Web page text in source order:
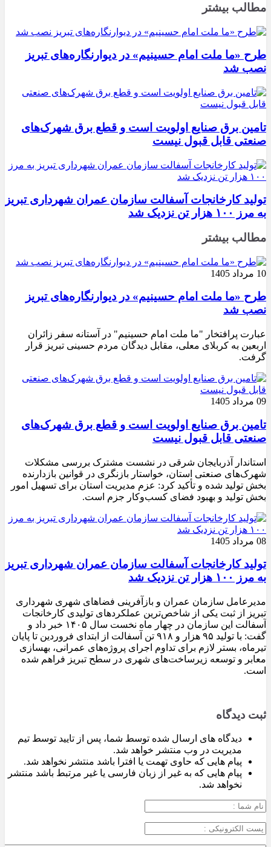
مطالب بیشتر
طرح «ما ملت امام حسینیم» در دیوارنگاره‌های تبریز
نصب شد
تامین برق صنایع اولویت است و قطع برق شهرک‌های
صنعتی قابل قبول نیست
تولید کارخانجات آسفالت سازمان عمران شهرداری تبریز
به مرز ۱۰۰ هزار تن نزدیک شد
مطالب بیشتر
10 مرداد 1405
طرح «ما ملت امام حسینیم» در دیوارنگاره‌های تبریز
نصب شد
عبارت پرافتخار "ما ملت امام حسینیم" در آستانه سفر زائران
اربعین به کربلای معلی، مقابل دیدگان مردم حسینی تبریز قرار
گرفت.
09 مرداد 1405
تامین برق صنایع اولویت است و قطع برق شهرک‌های
صنعتی قابل قبول نیست
استاندار آذربایجان شرقی در نشست مشترک بررسی مشکلات
شهرک‌های صنعتی استان، خواستار بازنگری در قوانین بازدارنده
بخش تولید شده و تأکید کرد: عزم مدیریت استان برای تسهیل امور
بخش تولید و بهبود فضای کسب‌وکار جزم است.
08 مرداد 1405
تولید کارخانجات آسفالت سازمان عمران شهرداری تبریز
به مرز ۱۰۰ هزار تن نزدیک شد
مدیرعامل سازمان عمران و بازآفرینی فضاهای شهری شهرداری
تبریز از ثبت یکی از شاخص‌ترین عملکردهای تولیدی کارخانجات
آسفالت این سازمان در چهار ماه نخست سال ۱۴۰۵ خبر داد و
گفت: با تولید ۹۵ هزار و ۹۱۸ تن آسفالت از ابتدای فروردین تا پایان
تیرماه، بستر لازم برای تداوم اجرای پروژه‌های عمرانی، بهسازی
معابر و توسعه زیرساخت‌های شهری در سطح تبریز فراهم شده
است.
ثبت دیدگاه
دیدگاه های ارسال شده توسط شما، پس از تایید توسط تیم
مدیریت در وب منتشر خواهد شد.
پیام هایی که حاوی تهمت یا افترا باشد منتشر نخواهد شد.
پیام هایی که به غیر از زبان فارسی یا غیر مرتبط باشد منتشر
نخواهد شد.